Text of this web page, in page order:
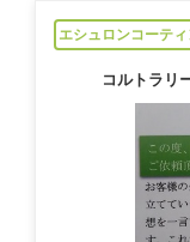
エシュロンコーテ
コルトラリ